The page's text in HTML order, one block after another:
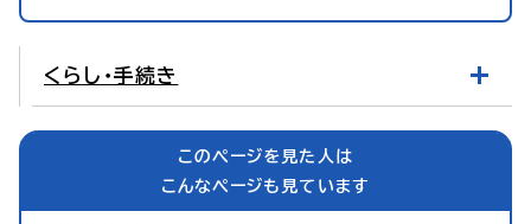
くらし・手続き
このページを見た人は
こんなページも見ています